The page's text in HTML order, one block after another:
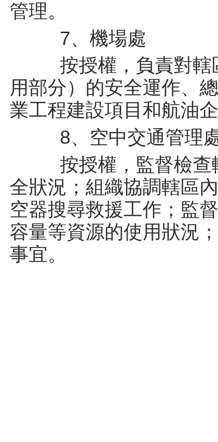
管理。
7、機場處
按授權，負責對轄
用部分）的安全運作、
業工程建設項目和航油
8、空中交通管理
按授權，監督檢查
全狀況；組織協調轄區
空器搜尋救援工作；監
容量等資源的使用狀況
事宜。